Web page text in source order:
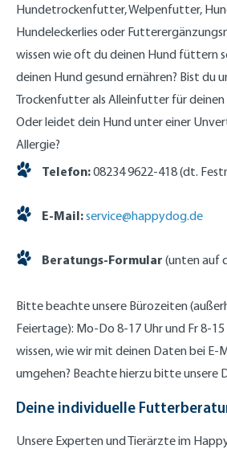
Hundetrockenfutter, Welpenfutter,
Hundeleckerlies oder
wissen wie oft du deinen Hund füttern
deinen Hund gesund ernähren? Bist du
Trockenfutter als Alleinfutter für
Oder leidet dein Hund unter einer
Allergie?
Telefon:08234 9622-418 (dt.
E-Mail:service@happydog.de
Beratungs-Formular (unten auf
Bitte beachte unsere Bürozeiten
Feiertage): Mo-Do 8-17 Uhr und Fr 8-
wissen, wie wir mit deinen Daten bei E-
umgehen? Beachte hierzu bitte unsere
Deine individuelle
Unsere Experten und Tierärzte im